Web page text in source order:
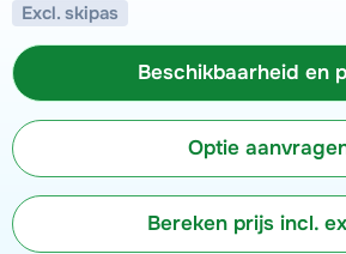
Excl. skipas
Beschikbaarheid en
Optie
Bereken prijs incl.